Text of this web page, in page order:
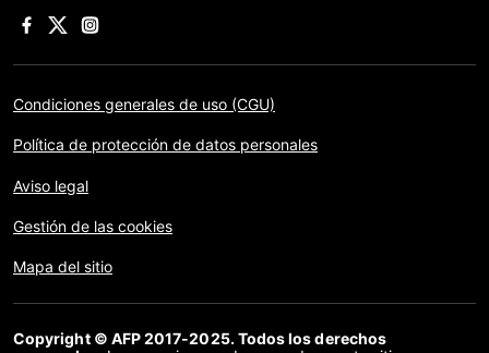
Condiciones generales de uso (CGU)
Política de protección de datos personales
Aviso legal
Gestión de las cookies
Mapa del sitio
Copyright © AFP 2017-2025. Todos los derechos